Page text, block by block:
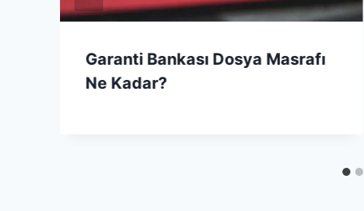
Garanti Bankası Dosya Masrafı
Ne Kadar?